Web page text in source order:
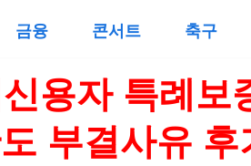
금융 콘서트 축구
용자 특례보
부결사유 후